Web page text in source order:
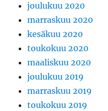
joulukuu 2020
marraskuu 2020
kesäkuu 2020
toukokuu 2020
maaliskuu 2020
joulukuu 2019
marraskuu 2019
toukokuu 2019